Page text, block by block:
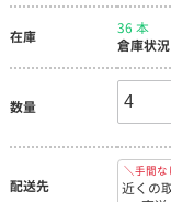
在庫
36 本
倉庫状況
数量
配送先
＼手間な
近くの